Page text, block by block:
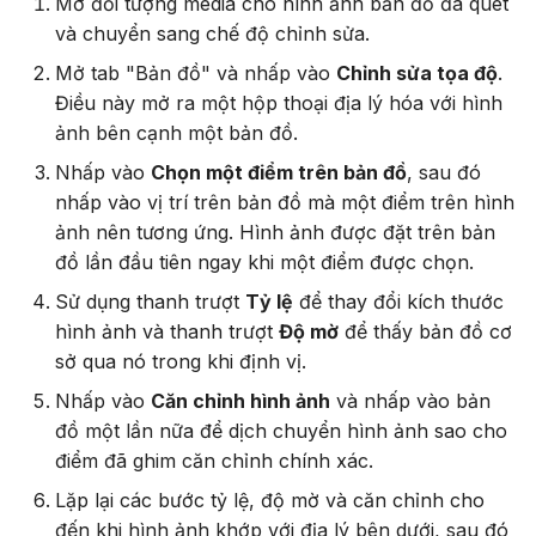
và chuyển sang chế độ chỉnh sửa.
Mở tab "Bản đồ" và nhấp vào Chỉnh sửa tọa độ.
Điều này mở ra một hộp thoại địa lý hóa với hình
ảnh bên cạnh một bản đồ.
Nhấp vào Chọn một điểm trên bản đồ, sau đó
nhấp vào vị trí trên bản đồ mà một điểm trên hình
ảnh nên tương ứng. Hình ảnh được đặt trên bản
đồ lần đầu tiên ngay khi một điểm được chọn.
Sử dụng thanh trượt Tỷ lệ để thay đổi kích thước
hình ảnh và thanh trượt Độ mờ để thấy bản đồ cơ
sở qua nó trong khi định vị.
Nhấp vào Căn chỉnh hình ảnh và nhấp vào bản
đồ một lần nữa để dịch chuyển hình ảnh sao cho
điểm đã ghim căn chỉnh chính xác.
Lặp lại các bước tỷ lệ, độ mờ và căn chỉnh cho
đến khi hình ảnh khớp với địa lý bên dưới, sau đó